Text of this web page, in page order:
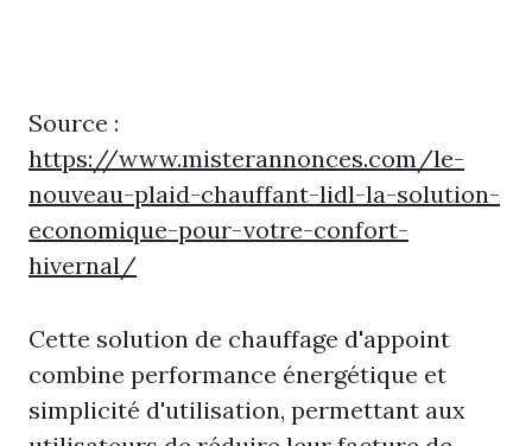
Source :
https://www.misterannonces.com/le-
nouveau-plaid-chauffant-lidl-la-solution-
economique-pour-votre-confort-
hivernal/
Cette solution de chauffage d'appoint
combine performance énergétique et
simplicité d'utilisation, permettant aux